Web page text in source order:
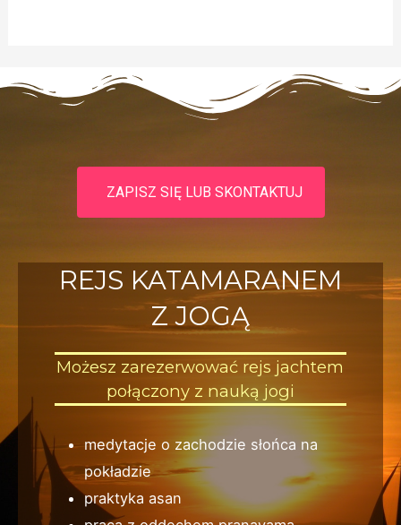
REJS KATAMARANEM
Z JOGĄ
Możesz zarezerwować rejs jachtem
połączony z nauką jogi
medytacje o zachodzie słońca na
pokładzie
praktyka asan
ZAPISZ SIĘ LUB SKONTAKTUJ